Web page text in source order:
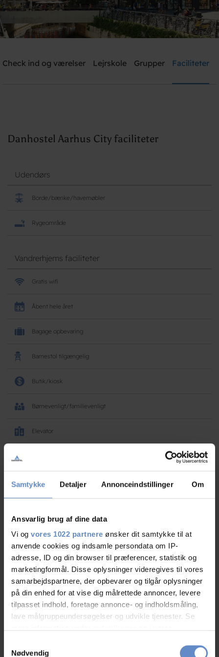
Samtykke Detaljer Annonceindstillinger Om
Ansvarlig brug af dine data
Vi og vores 1022 partnere ønsker dit samtykke til at
anvende cookies og indsamle persondata om IP-
adresse, ID og din browser til præferencer, statistik og
marketingformål. Disse oplysninger videregives til vores
samarbejdspartnere, der opbevarer og tilgår oplysninger
på din enhed for at vise dig målrettede annoncer, levere
tilpasset indhold, foretage annonce- og indholdsmåling,
lave målgruppeundersøgelser og udvikle tjenester. Se
tilbage eller ændre indstillinger fra vores
Nødvendig
Brug for hjælp? Ring +45 8610 1020
Check ind og værelser Lejrskole Grupper Faciliteter
Danhostel Aarhus City faciliteter
Udendørs
Borde/bænke/havemøbler
Rygeområde
Vandrerhjems faciliteter
Gratis wifi
Åbent hele året
Bagage opbevaring
Barnestol tilgængelig
Butik/kiosk
Børnevenligt/familievenligt
Elevator
Handicap venligt
Værelsesfaciliteter
Balkon/terrasse
Barneseng tilgængelig